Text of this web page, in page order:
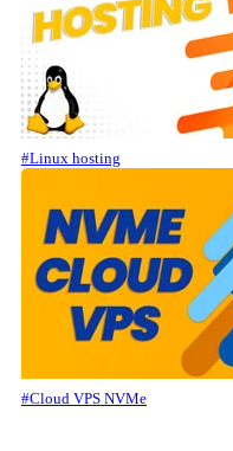
#Linux hosting
#Cloud VPS NVMe